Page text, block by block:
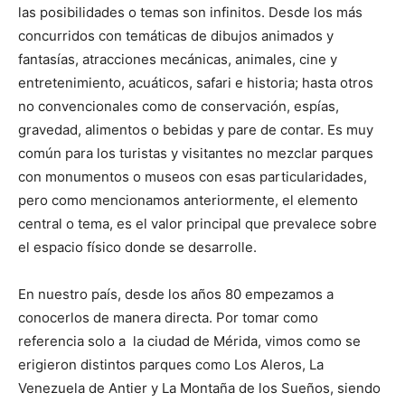
las posibilidades o temas son infinitos. Desde los más
concurridos con temáticas de dibujos animados y
fantasías, atracciones mecánicas, animales, cine y
entretenimiento, acuáticos, safari e historia; hasta otros
no convencionales como de conservación, espías,
gravedad, alimentos o bebidas y pare de contar. Es muy
común para los turistas y visitantes no mezclar parques
con monumentos o museos con esas particularidades,
pero como mencionamos anteriormente, el elemento
central o tema, es el valor principal que prevalece sobre
el espacio físico donde se desarrolle.
En nuestro país, desde los años 80 empezamos a
conocerlos de manera directa. Por tomar como
referencia solo a la ciudad de Mérida, vimos como se
erigieron distintos parques como Los Aleros, La
Venezuela de Antier y La Montaña de los Sueños, siendo